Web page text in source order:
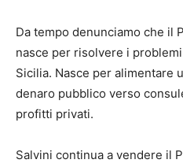
Da tempo denunciamo che il
nasce per risolvere i
Sicilia. Nasce per alimentare
denaro pubblico verso
profitti privati.
Salvini continua a vendere il